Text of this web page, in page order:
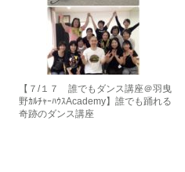
【７/１７ 誰でもダンス講座＠羽曳
野ｶﾙﾁｬｰﾊｳｽAcademy】誰でも踊れる
奇跡のダンス講座